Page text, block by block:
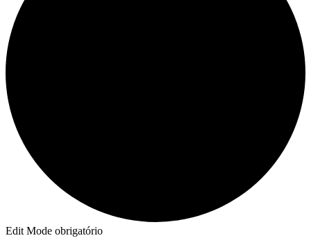
Edit Mode obrigatório